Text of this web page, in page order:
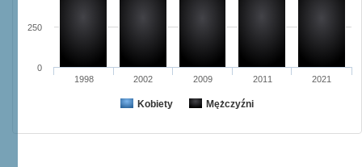
Kobiety Mężczyźni
1998 2002 2009 2011 2021
0
250